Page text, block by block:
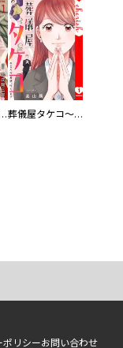
生贄の村【電子単行本版】 葬儀屋タケコ～あなたの最期、叶えます【電子単行本版】
ポリシーお問い合わせ